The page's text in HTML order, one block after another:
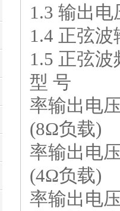
1.3 输出
1.4 正弦
1.5 正弦
型 号
率输出电
(8Ω负载)
率输出电
(4Ω负载)
率输出电